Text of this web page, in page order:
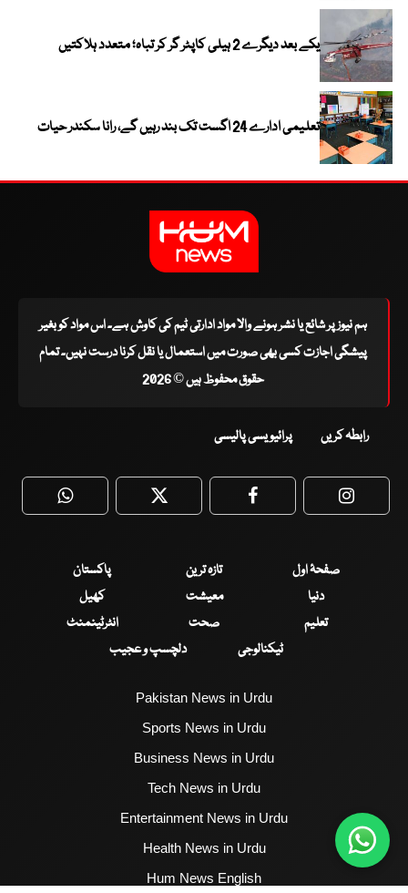
یکے بعد دیگرے 2 ہیلی کاپٹر گر کر تباہ؛ متعدد ہلاکتیں
تعلیمی ادارے 24 اگست تک بند رہیں گے، رانا سکندر حیات
ہم نیوز پر شائع یا نشر ہونے والا مواد ادارتی ٹیم کی کاوش ہے۔ اس مواد کو بغیر
پیشگی اجازت کسی بھی صورت میں استعمال یا نقل کرنا درست نہیں۔ تمام
حقوق محفوظ ہیں © 2026
رابطہ کریں پرائیویسی پالیسی
WhatsApp Twitter Facebook
صفحۂ اول تازہ ترین
پاکستان
دنیا
معیشت
کھیل
تعلیم
صحت
انٹرٹینمنٹ
ٹیکنالوجی
دلچسپ و عجیب
Pakistan News in Urdu
Sports News in Urdu
Business News in Urdu
Tech News in Urdu
Entertainment News in Urdu
Health News in Urdu
Hum News English